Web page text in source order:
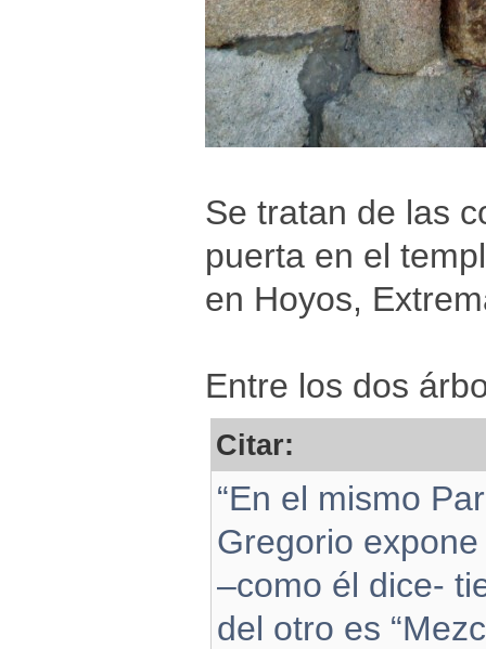
Se tratan de las
puerta en el
en Hoyos,
Entre los dos
Citar:
“En el mismo
Gregorio
–como él dice-
del otro es